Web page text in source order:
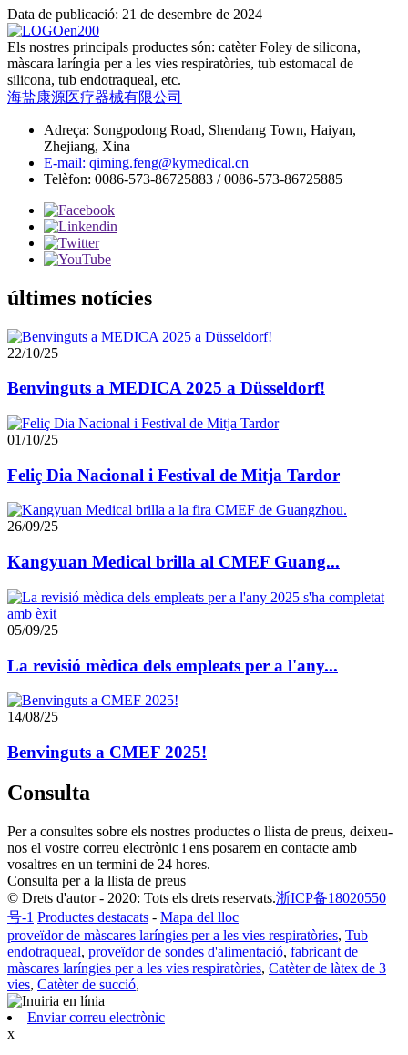
Data de publicació: 21 de desembre de 2024
Els nostres principals productes són: catèter Foley de silicona,
màscara laríngia per a les vies respiratòries, tub estomacal de
silicona, tub endotraqueal, etc.
海盐康源医疗器械有限公司
Adreça: Songpodong Road, Shendang Town, Haiyan,
Zhejiang, Xina
E-mail: qiming.feng@kymedical.cn
Telèfon: 0086-573-86725883 / 0086-573-86725885
últimes notícies
22/10/25
Benvinguts a MEDICA 2025 a Düsseldorf!
01/10/25
Feliç Dia Nacional i Festival de Mitja Tardor
26/09/25
Kangyuan Medical brilla al CMEF Guang...
05/09/25
La revisió mèdica dels empleats per a l'any...
14/08/25
Benvinguts a CMEF 2025!
Consulta
Per a consultes sobre els nostres productes o llista de preus, deixeu-
nos el vostre correu electrònic i ens posarem en contacte amb
vosaltres en un termini de 24 hores.
Consulta per a la llista de preus
© Drets d'autor - 2020: Tots els drets reservats.浙ICP备18020550
号-1 Productes destacats - Mapa del lloc
proveïdor de màscares laríngies per a les vies respiratòries, Tub
endotraqueal, proveïdor de sondes d'alimentació, fabricant de
màscares laríngies per a les vies respiratòries, Catèter de làtex de 3
vies, Catèter de succió,
Enviar correu electrònic
x